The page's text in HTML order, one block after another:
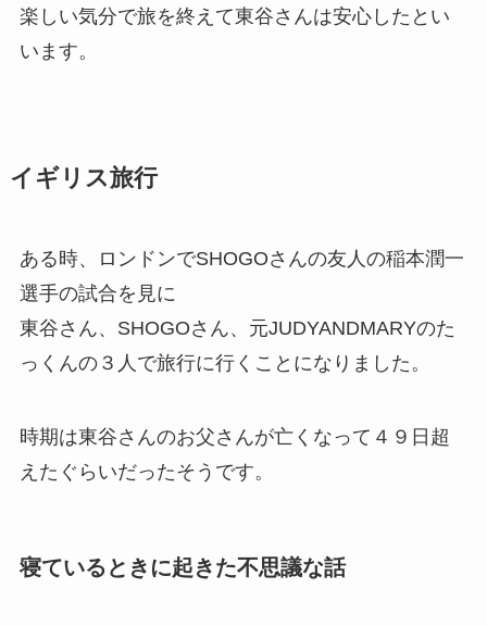
楽しい気分で旅を終えて東谷さんは安心したとい
います。
イギリス旅行
ある時、ロンドンでSHOGOさんの友人の稲本潤一
選手の試合を見に
東谷さん、SHOGOさん、元JUDYANDMARYのた
っくんの３人で旅行に行くことになりました。
時期は東谷さんのお父さんが亡くなって４９日超
えたぐらいだったそうです。
寝ているときに起きた不思議な話